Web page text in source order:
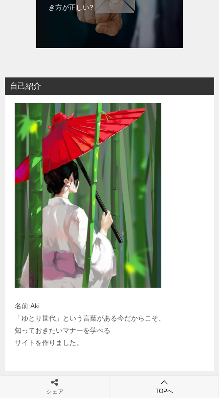
き方が正しい?
自己紹介
名前:Aki
「ゆとり世代」という言葉がある今だからこそ、
知っておきたいマナーを学べる
サイトを作りました。
シェア TOPへ